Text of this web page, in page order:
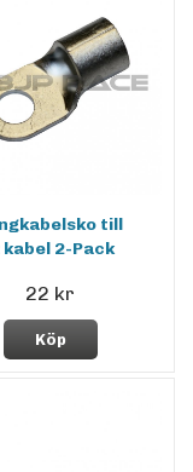
till
kabel 2-Pack
22 kr
Köp